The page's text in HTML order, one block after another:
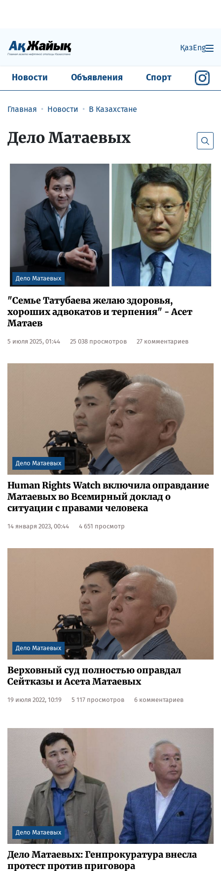
ҚазEng
Новости Объявления Спорт
Главная Новости В Казахстане
Дело Матаевых
Дело Матаевых
"Семье Татубаева желаю здоровья,
хороших адвокатов и терпения" - Асет
Матаев
5 июля 2025, 01:44 25 038 просмотров 27 комментариев
Дело Матаевых
Human Rights Watch включила оправдание
Матаевых во Всемирный доклад о
ситуации с правами человека
14 января 2023, 00:44 4 651 просмотр
Дело Матаевых
Верховный суд полностью оправдал
Сейтказы и Асета Матаевых
19 июля 2022, 10:19 5 117 просмотров 6 комментариев
Дело Матаевых
Дело Матаевых: Генпрокуратура внесла
протест против приговора